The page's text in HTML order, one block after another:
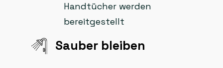
Handtücher werden
bereitgestellt
Sauber bleiben